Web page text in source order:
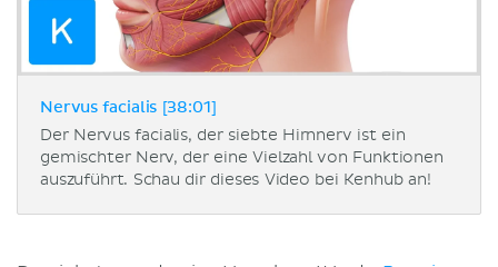
Nervus facialis [38:01]
Der Nervus facialis, der siebte Hirnnerv ist ein
gemischter Nerv, der eine Vielzahl von Funktionen
auszuführt. Schau dir dieses Video bei Kenhub an!